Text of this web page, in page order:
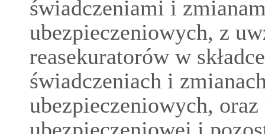
świadczeniami i
ubezpieczeniowych, z
reasekuratorów w
świadczeniach i
ubezpieczeniowych,